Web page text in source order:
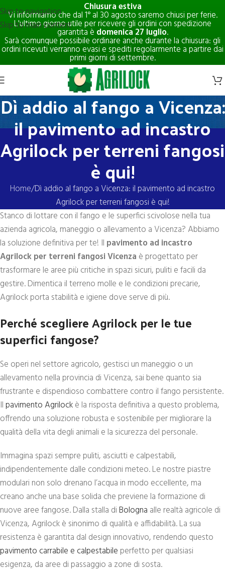
Chiusura estiva
Vi informiamo che dal 1° al 30 agosto saremo chiusi per ferie.
L'ultimo giorno utile per ricevere gli ordini con spedizione
garantita è domenica 27 luglio.
Sarà comunque possibile ordinare anche durante la chiusura: gli
ordini ricevuti verranno evasi e spediti regolarmente a partire dai
primi giorni di settembre.
Skip to navigation
Skip to main content
Dì addio al fango a Vicenza:
il pavimento ad incastro
Agrilock per terreni fangosi
è qui!
Home Dì addio al fango a Vicenza: il pavimento ad incastro
Agrilock per terreni fangosi è qui!
Stanco di lottare con il fango e le superfici scivolose nella tua
azienda agricola, maneggio o allevamento a Vicenza? Abbiamo
la soluzione definitiva per te! Il pavimento ad incastro
Agrilock per terreni fangosi Vicenza è progettato per
trasformare le aree più critiche in spazi sicuri, puliti e facili da
gestire. Dimentica il terreno molle e le condizioni precarie,
Agrilock porta stabilità e igiene dove serve di più.
Perché scegliere Agrilock per le tue
superfici fangose?
Se operi nel settore agricolo, gestisci un maneggio o un
allevamento nella provincia di Vicenza, sai bene quanto sia
frustrante e dispendioso combattere contro il fango persistente.
Ilpavimento Agrilockè la risposta definitiva a questo problema,
offrendo una soluzione robusta e sostenibile per migliorare la
qualità della vita degli animali e la sicurezza del personale.
Immagina spazi sempre puliti, asciutti e calpestabili,
indipendentemente dalle condizioni meteo. Le nostre piastre
modulari non solo drenano l’acqua in modo eccellente, ma
creano anche una base solida che previene la formazione di
nuove aree fangose. Dalla stalla diBologna alle realtà agricole di
Vicenza, Agrilock è sinonimo di qualità e affidabilità. La sua
resistenza è garantita dal design innovativo, rendendo questo
pavimento carrabile e calpestabile perfetto per qualsiasi
esigenza, da aree di passaggio a zone di sosta.